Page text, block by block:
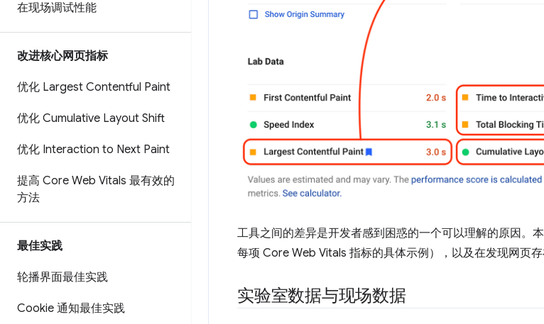
在现场调试性能
改进核心网页指标
优化 Largest Contentful Paint
优化 Cumulative Layout Shift
优化 Interaction to Next Paint
提高 Core Web Vitals 最有效的
方法
最佳实践
轮播界面最佳实践
Cookie 通知最佳实践
工具之间的差异是开发者感到困惑的一个可以理解的原因。
每项 Core Web Vitals 指标的具体示例），以及在发现网页存
实验室数据与现场数据